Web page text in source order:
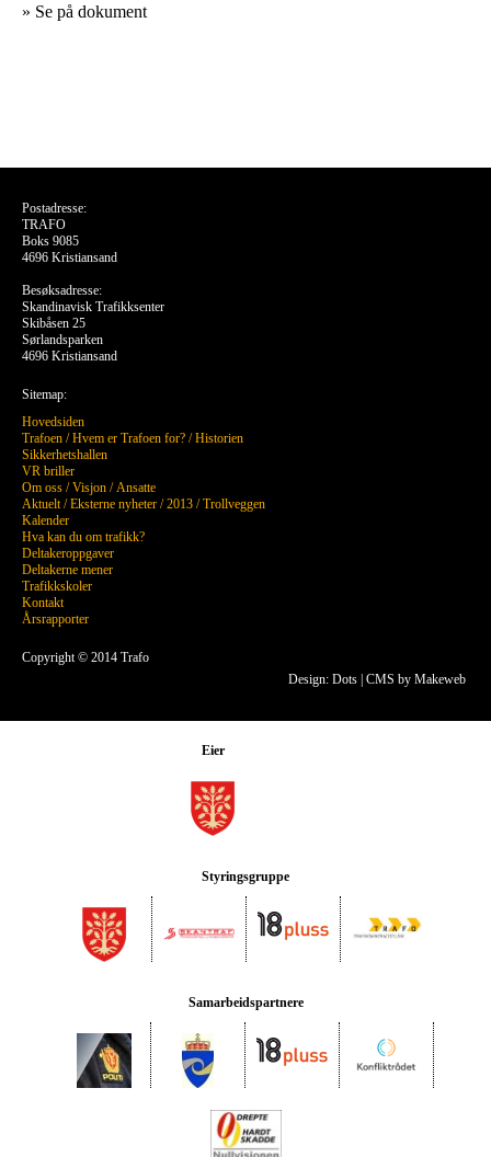
» Se på dokument
Design: Dots CMS by Makeweb
Postadresse:
TRAFO
Boks 9085
4696 Kristiansand
Besøksadresse:
Skandinavisk Trafikksenter
Skibåsen 25
Sørlandsparken
4696 Kristiansand
Sitemap:
Hovedsiden
Trafoen /Hvem er Trafoen for? /Historien
Sikkerhetshallen
VR briller
Om oss /Visjon /Ansatte
Aktuelt/Eksterne nyheter /2013 /Trollveggen
Kalender
Hva kan du om trafikk?
Deltakeroppgaver
Deltakerne mener
Trafikkskoler
Kontakt
Årsrapporter
Copyright © 2014 Trafo
Eier
Styringsgruppe
Samarbeidspartnere